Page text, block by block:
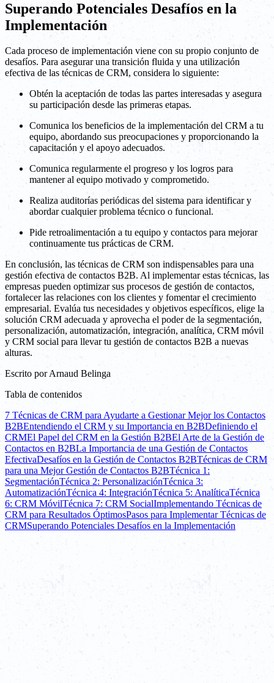
Superando Potenciales Desafíos en la
Implementación
Cada proceso de implementación viene con su propio conjunto de
desafíos. Para asegurar una transición fluida y una utilización
efectiva de las técnicas de CRM, considera lo siguiente:
Obtén la aceptación de todas las partes interesadas y asegura
su participación desde las primeras etapas.
Comunica los beneficios de la implementación del CRM a tu
equipo, abordando sus preocupaciones y proporcionando la
capacitación y el apoyo adecuados.
Comunica regularmente el progreso y los logros para
mantener al equipo motivado y comprometido.
Realiza auditorías periódicas del sistema para identificar y
abordar cualquier problema técnico o funcional.
Pide retroalimentación a tu equipo y contactos para mejorar
continuamente tus prácticas de CRM.
En conclusión, las técnicas de CRM son indispensables para una
gestión efectiva de contactos B2B. Al implementar estas técnicas, las
empresas pueden optimizar sus procesos de gestión de contactos,
fortalecer las relaciones con los clientes y fomentar el crecimiento
empresarial. Evalúa tus necesidades y objetivos específicos, elige la
solución CRM adecuada y aprovecha el poder de la segmentación,
personalización, automatización, integración, analítica, CRM móvil
y CRM social para llevar tu gestión de contactos B2B a nuevas
alturas.
Escrito porArnaud Belinga
Tabla de contenidos
7 Técnicas de CRM para Ayudarte a Gestionar Mejor los Contactos
B2BEntendiendo el CRM y su Importancia en B2BDefiniendo el
CRMEl Papel del CRM en la Gestión B2BEl Arte de la Gestión de
Contactos en B2BLa Importancia de una Gestión de Contactos
EfectivaDesafíos en la Gestión de Contactos B2BTécnicas de CRM
para una Mejor Gestión de Contactos B2BTécnica 1:
SegmentaciónTécnica 2: PersonalizaciónTécnica 3:
AutomatizaciónTécnica 4: IntegraciónTécnica 5: AnalíticaTécnica
6: CRM MóvilTécnica 7: CRM SocialImplementando Técnicas de
CRM para Resultados ÓptimosPasos para Implementar Técnicas de
CRMSuperando Potenciales Desafíos en la Implementación